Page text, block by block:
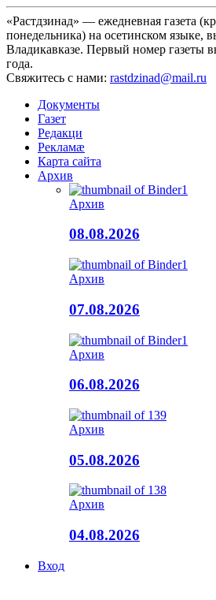
«Растдзинад» — ежедневная газета
понедельника) на осетинском языке,
Владикавказе. Первый номер газеты
года.
Свяжитесь с нами: rastdzinad@mail.ru
Документы
Газет
Редакци
Рекламæ
Карта сайта
Архив
Архив
08.08.2026
Архив
07.08.2026
Архив
06.08.2026
Архив
05.08.2026
Архив
04.08.2026
Вход